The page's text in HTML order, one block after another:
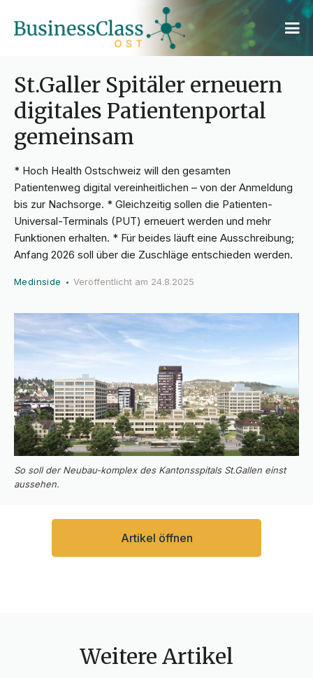
St.Galler Spitäler erneuern
digitales Patientenportal
gemeinsam
* Hoch Health Ostschweiz will den gesamten
Patientenweg digital vereinheitlichen – von der Anmeldung
bis zur Nachsorge. * Gleichzeitig sollen die Patienten-
Universal-Terminals (PUT) erneuert werden und mehr
Funktionen erhalten. * Für beides läuft eine Ausschreibung;
Anfang 2026 soll über die Zuschläge entschieden werden.
Medinside • Veröffentlicht am 24.8.2025
So soll der Neubau-komplex des Kantonsspitals St.Gallen einst
aussehen.
Artikel öffnen
Weitere Artikel